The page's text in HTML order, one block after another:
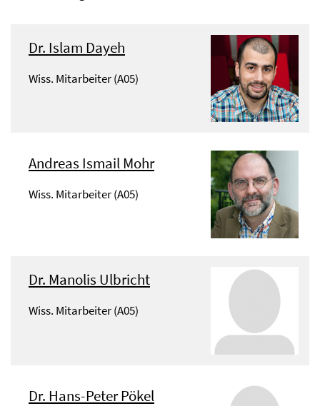
Dr. Islam Dayeh
Wiss. Mitarbeiter (A05)
Andreas Ismail Mohr
Wiss. Mitarbeiter (A05)
Dr. Manolis Ulbricht
Wiss. Mitarbeiter (A05)
Dr. Hans-Peter Pökel